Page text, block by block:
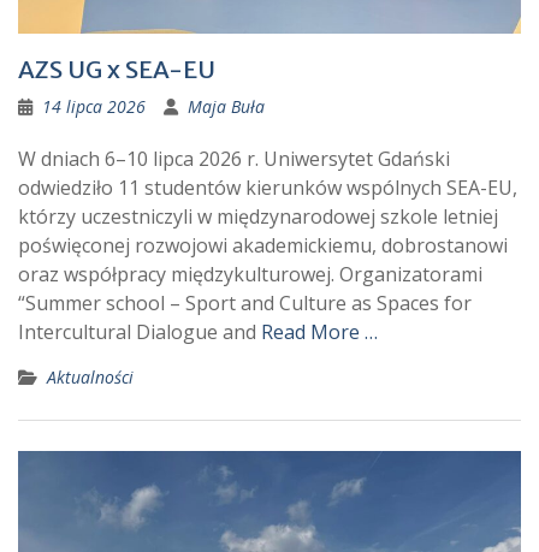
AZS UG x SEA-EU
14 lipca 2026 Maja Buła
W dniach 6–10 lipca 2026 r. Uniwersytet Gdański
odwiedziło 11 studentów kierunków wspólnych SEA-EU,
którzy uczestniczyli w międzynarodowej szkole letniej
poświęconej rozwojowi akademickiemu, dobrostanowi
oraz współpracy międzykulturowej. Organizatorami
“Summer school – Sport and Culture as Spaces for
Intercultural Dialogue and Read More …
Aktualności